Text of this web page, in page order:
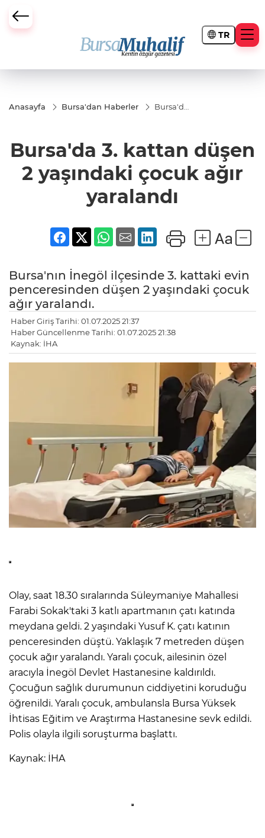
TR
Büyükşehir Darbesi
Anasayfa Bursa'dan Haberler
Bursa'da
çocuk
ağır
Bursa'da 3. kattan düşen
2 yaşındaki çocuk ağır
yaralandı
Bursa'nın İnegöl ilçesinde 3. kattaki evin
penceresinden düşen 2 yaşındaki çocuk
ağır yaralandı.
Haber Giriş Tarihi: 01.07.2025 21:37
Haber Güncellenme Tarihi: 01.07.2025 21:38
Kaynak: İHA
Olay, saat 18.30 sıralarında Süleymaniye Mahallesi
Farabi Sokak'taki 3 katlı apartmanın çatı katında
meydana geldi. 2 yaşındaki Yusuf K. çatı katının
penceresinden düştü. Yaklaşık 7 metreden düşen
çocuk ağır yaralandı. Yaralı çocuk, ailesinin özel
aracıyla İnegöl Devlet Hastanesine kaldırıldı.
Çocuğun sağlık durumunun ciddiyetini koruduğu
öğrenildi. Yaralı çocuk, ambulansla Bursa Yüksek
İhtisas Eğitim ve Araştırma Hastanesine sevk edildi.
Polis olayla ilgili soruşturma başlattı.
Kaynak: İHA